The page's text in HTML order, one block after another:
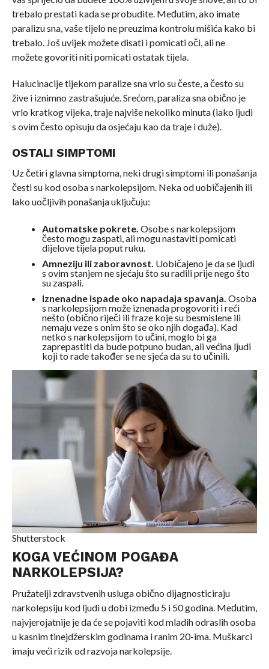
trebalo prestati kada se probudite. Međutim, ako imate
paralizu sna, vaše tijelo ne preuzima kontrolu mišića kako bi
trebalo. Još uvijek možete disati i pomicati oči, ali ne
možete govoriti niti pomicati ostatak tijela.
Halucinacije tijekom paralize sna vrlo su česte, a često su
žive i iznimno zastrašujuće. Srećom, paraliza sna obično je
vrlo kratkog vijeka, traje najviše nekoliko minuta (iako ljudi
s ovim često opisuju da osjećaju kao da traje i duže).
OSTALI SIMPTOMI
Uz četiri glavna simptoma, neki drugi simptomi ili ponašanja
česti su kod osoba s narkolepsijom. Neka od uobičajenih ili
lako uočljivih ponašanja uključuju:
Automatske pokrete. Osobe s narkolepsijom
često mogu zaspati, ali mogu nastaviti pomicati
dijelove tijela poput ruku.
Amneziju ili zaboravnost. Uobičajeno je da se ljudi
s ovim stanjem ne sjećaju što su radili prije nego što
su zaspali.
Iznenadne ispade oko napadaja spavanja. Osoba
s narkolepsijom može iznenada progovoriti i reći
nešto (obično riječi ili fraze koje su besmislene ili
nemaju veze s onim što se oko njih događa). Kad
netko s narkolepsijom to učini, moglo bi ga
zaprepastiti da bude potpuno budan, ali većina ljudi
koji to rade također se ne sjeća da su to učinili.
Shutterstock
KOGA VEĆINOM POGAĐA
NARKOLEPSIJA?
Pružatelji zdravstvenih usluga obično dijagnosticiraju
narkolepsiju kod ljudi u dobi između 5 i 50 godina. Međutim,
najvjerojatnije je da će se pojaviti kod mladih odraslih osoba
u kasnim tinejdžerskim godinama i ranim 20-ima. Muškarci
imaju veći rizik od razvoja narkolepsije.